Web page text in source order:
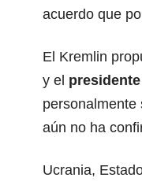
acuerdo que
El Kremlin
y el
personalmente
aún no ha
Ucrania,